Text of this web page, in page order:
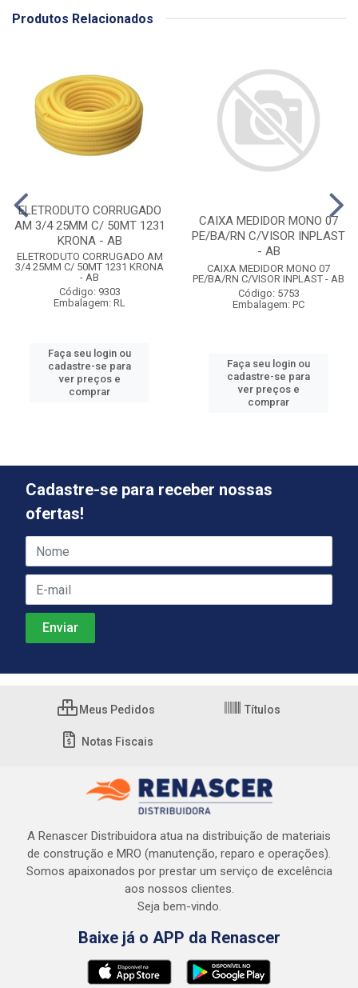
Produtos Relacionados
ELETRODUTO CORRUGADO
AM 3/4 25MM C/ 50MT 1231
KRONA - AB
ELETRODUTO CORRUGADO AM
3/4 25MM C/ 50MT 1231 KRONA
- AB
Código: 9303
Embalagem: RL
Faça seu login ou
cadastre-se para
ver preços e
comprar
CAIXA MEDIDOR MONO 07
PE/BA/RN C/VISOR INPLAST
- AB
CAIXA MEDIDOR MONO 07
PE/BA/RN C/VISOR INPLAST - AB
Código: 5753
Embalagem: PC
Faça seu login ou
cadastre-se para
ver preços e
comprar
Cadastre-se para receber nossas
ofertas!
Meus Pedidos Títulos
Notas Fiscais
A Renascer Distribuidora atua na distribuição de materiais
de construção e MRO (manutenção, reparo e operações).
Somos apaixonados por prestar um serviço de excelência
aos nossos clientes.
Seja bem-vindo.
Baixe já o APP da Renascer